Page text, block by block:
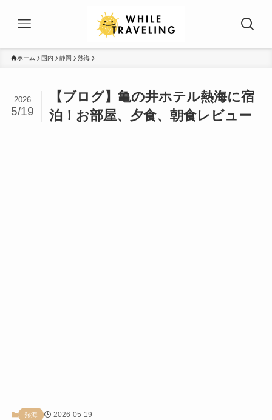
ホーム 国内 静岡 熱海
【ブログ】亀の井ホテル熱海に宿
泊！お部屋、夕食、朝食レビュー
2026
5/19
熱海 2026-05-19